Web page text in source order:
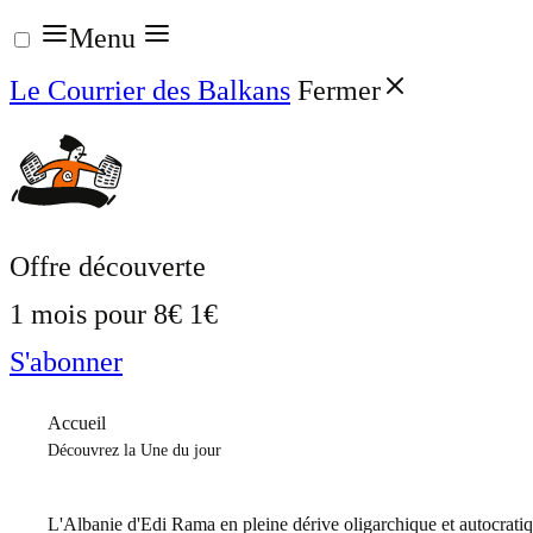
Aller
au
contenu
Menu
Le Courrier des Balkans Fermer
Offre découverte
1 mois pour 8€ 1€
S'abonner
Accueil
Découvrez la Une du jour
L'Albanie d'Edi Rama en pleine dérive oligarchique et